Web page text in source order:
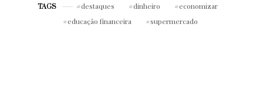
TAGS destaques dinheiro
economizar
educação financeira
supermercado